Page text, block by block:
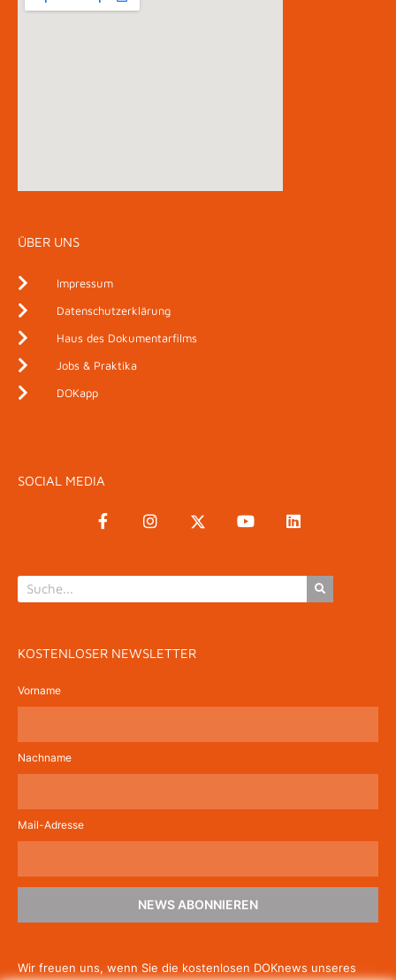
ÜBER UNS
Impressum
Datenschutzerklärung
Haus des Dokumentarfilms
Jobs & Praktika
DOKapp
SOCIAL MEDIA
KOSTENLOSER NEWSLETTER
Vorname
Nachname
Mail-Adresse
NEWS ABONNIEREN
Wir freuen uns, wenn Sie die kostenlosen DOKnews unseres